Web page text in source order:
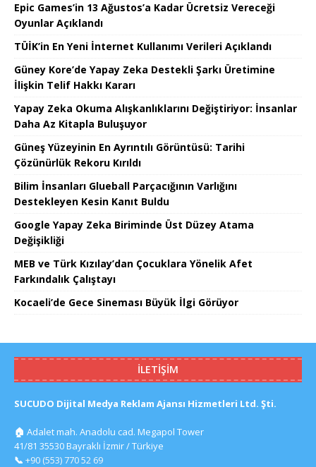
Epic Games’in 13 Ağustos’a Kadar Ücretsiz Vereceği
Oyunlar Açıklandı
TÜİK’in En Yeni İnternet Kullanımı Verileri Açıklandı
Güney Kore’de Yapay Zeka Destekli Şarkı Üretimine
İlişkin Telif Hakkı Kararı
Yapay Zeka Okuma Alışkanlıklarını Değiştiriyor: İnsanlar
Daha Az Kitapla Buluşuyor
Güneş Yüzeyinin En Ayrıntılı Görüntüsü: Tarihi
Çözünürlük Rekoru Kırıldı
Bilim İnsanları Glueball Parçacığının Varlığını
Destekleyen Kesin Kanıt Buldu
Google Yapay Zeka Biriminde Üst Düzey Atama
Değişikliği
MEB ve Türk Kızılay’dan Çocuklara Yönelik Afet
Farkındalık Çalıştayı
Kocaeli’de Gece Sineması Büyük İlgi Görüyor
İLETIŞIM
SUCUDO Dijital Medya Reklam Ajansı Hizmetleri Ltd. Şti.
🏠 Adalet mah. Anadolu cad. Megapol Tower
41/81 35530 Bayraklı İzmir / Türkiye
📞 +90 (553) 770 52 69